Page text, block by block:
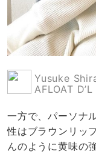
Yusuke
AFLOAT D’L
一方で、パーソナ
性はブラウンリッ
んのように黄味の